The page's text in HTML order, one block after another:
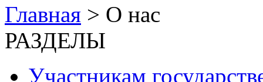
Главная > О нас
РАЗДЕЛЫ
Участникам